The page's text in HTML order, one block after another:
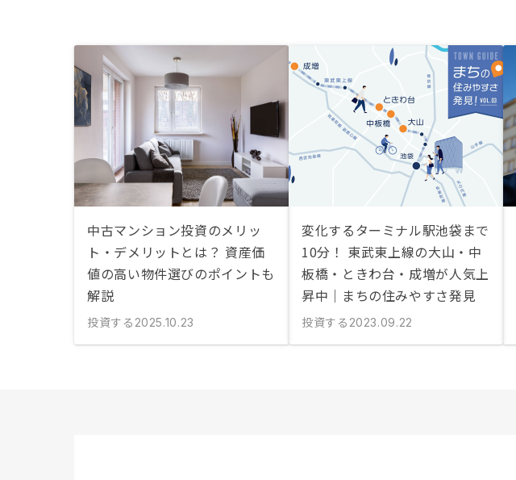
中古マンション投資のメリッ
ト・デメリットとは？ 資産価
値の高い物件選びのポイントも
解説
投資する 2025.10.23
変化するターミナル駅池袋まで
10分！ 東武東上線の大山・中
板橋・ときわ台・成増が人気上
昇中｜まちの住みやすさ発見
投資する 2023.09.22